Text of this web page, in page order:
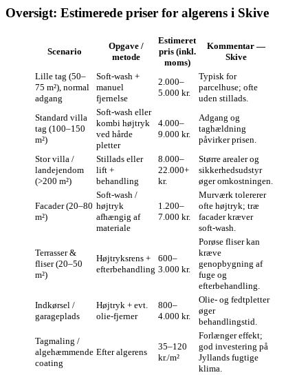
Oversigt: Estimerede priser for algerens i Skive
Scenario
Opgave /
metode
Estimeret
pris (inkl.
moms)
Kommentar —
Skive
Lille tag (50–
75 m²), normal
adgang
Soft‑wash +
manuel
fjernelse
2.000–
5.000 kr.
Typisk for
parcelhuse; ofte
uden stillads.
Standard villa
tag (100–150
m²)
Soft‑wash eller
kombi højtryk
ved hårde
pletter
4.000–
9.000 kr.
Adgang og
taghældning
påvirker prisen.
Stor villa /
landejendom
(>200 m²)
Stillads eller
lift +
behandling
8.000–
22.000+
kr.
Større arealer og
sikkerhedsudstyr
øger omkostningen.
Facader (20–80
m²)
Soft‑wash /
højtryk
afhængig af
materiale
1.200–
7.000 kr.
Murværk tolererer
ofte højtryk; træ
facader kræver
soft‑wash.
Terrasser &
fliser (20–50
m²)
Højtryksrens +
efterbehandling
600–
3.000 kr.
Porøse fliser kan
kræve
genopbygning af
fuge og
efterbehandling.
Indkørsel /
garageplads
Højtryk + evt.
olie‑fjerner
800–
4.000 kr.
Olie‑ og fedtpletter
øger
behandlingstid.
Tagmaling /
algehæmmende
coating
Efter algerens
35–120
kr./m²
Forlænger effekt;
god investering på
Jyllands fugtige
klima.